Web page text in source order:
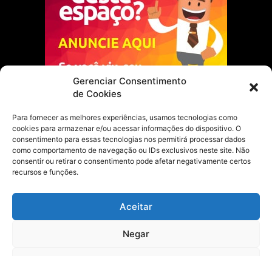
Gerenciar Consentimento
de Cookies
Para fornecer as melhores experiências, usamos tecnologias como
cookies para armazenar e/ou acessar informações do dispositivo. O
consentimento para essas tecnologias nos permitirá processar dados
como comportamento de navegação ou IDs exclusivos neste site. Não
consentir ou retirar o consentimento pode afetar negativamente certos
recursos e funções.
Aceitar
Negar
Escolha do Editor
Justiça Itinerante garante regularização
fundiária e casamento comunitário para
famílias em Portel
21 de maio de 2026
feminino pelos Jogos Estudantis Paraenses